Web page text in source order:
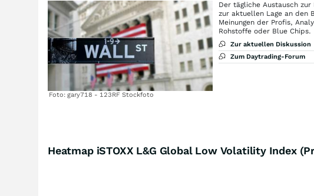
Foto: gary718 - 123RF Stockfoto
Der tägliche Austausch
zur aktuellen Lage an den
Meinungen der Profis,
Rohstoffe oder Blue Chips.
Zur aktuellen Diskussion
Zum Daytrading-Forum
Heatmap iSTOXX L&G Global Low Volatility Index